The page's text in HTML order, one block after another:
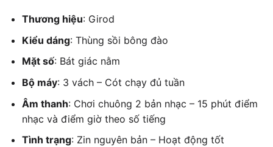
Thương hiệu: Girod
Kiểu dáng: Thùng sồi bông đào
Mặt số: Bát giác nằm
Bộ máy: 3 vách – Cót chạy đủ tuần
Âm thanh: Chơi chuông 2 bản nhạc – 15 phút điểm
nhạc và điểm giờ theo số tiếng
Tình trạng: Zin nguyên bản – Hoạt động tốt